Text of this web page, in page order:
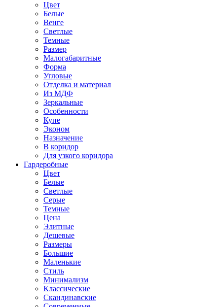
Цвет
Белые
Венге
Светлые
Темные
Размер
Малогабаритные
Форма
Угловые
Отделка и материал
Из МДФ
Зеркальные
Особенности
Купе
Эконом
Назначение
В коридор
Для узкого коридора
Гардеробные
Цвет
Белые
Светлые
Серые
Темные
Цена
Элитные
Дешевые
Размеры
Большие
Маленькие
Стиль
Минимализм
Классические
Скандинавские